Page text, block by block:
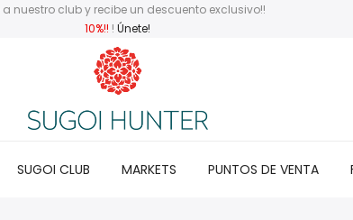
a nuestro club y recibe un descuento exclusivo!!
10%!! !Únete!
SUGOI CLUB MARKETS PUNTOS DE VENTA